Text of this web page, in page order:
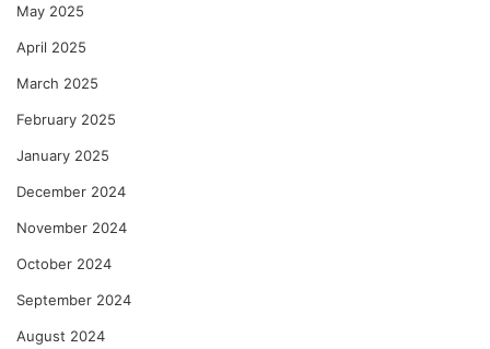
May 2025
April 2025
March 2025
February 2025
January 2025
December 2024
November 2024
October 2024
September 2024
August 2024